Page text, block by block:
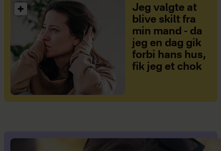
Jeg valgte at
blive skilt fra
min mand - da
jeg en dag gik
forbi hans hus,
fik jeg et chok